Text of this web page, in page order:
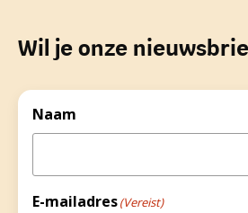
Wil je onze
Naam
E-mailadres(Vereist)